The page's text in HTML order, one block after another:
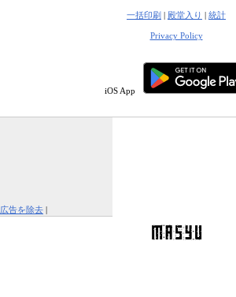
一括印刷 | 殿堂入り | 統計
Privacy Policy
iOS App
広告を除去 |